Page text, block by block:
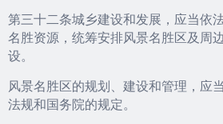
第三十二条城乡建设和发展，应当依
名胜资源，统筹安排风景名胜区及周
设。
风景名胜区的规划、建设和管理，应
法规和国务院的规定。